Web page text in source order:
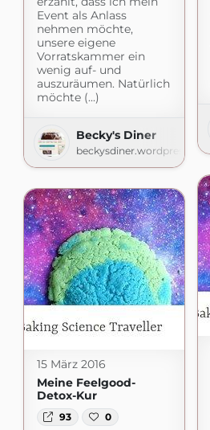
Event als Anlass
nehmen möchte,
unsere eigene
Vorratskammer ein
wenig auf- und
auszuräumen. Natürlich
möchte (...)
Becky's Diner
beckysdiner.wordpress.com
15 März 2016
Meine Feelgood-
Detox-Kur
93 0